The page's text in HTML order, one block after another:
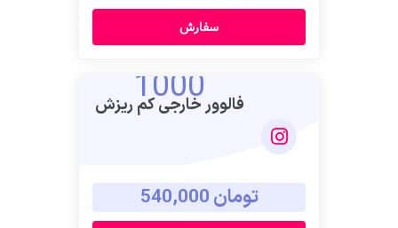
سفارش
1000
فالوور خارجی کم ریزش
تومان 540,000